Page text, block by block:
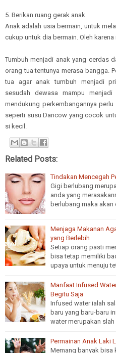
5. Berikan ruang gerak anak
Anak adalah usia bermain, untuk
cukup untuk dia bermain. Oleh karena
Tumbuh menjadi anak yang cerdas
orang tua tentunya merasa bangga.
tua agar anak tumbuh menjadi
sesudah dewasa mampu
mendukung perkembangannya
seperti susu Dancow yang cocok
si kecil.
Related Posts:
Tindakan Mencegah
Gigi berlubang
anda yang
berlubang maka
Menjaga Makanan
yang Berlebih
Setiap orang pasti
bisa tetap memiliki
upaya untuk menuju
Manfaat Infused
Begitu Saja
Infused water ialah
baru yang baru-baru
water merupakan
Permainan Anak Laki
Memang banyak bisa